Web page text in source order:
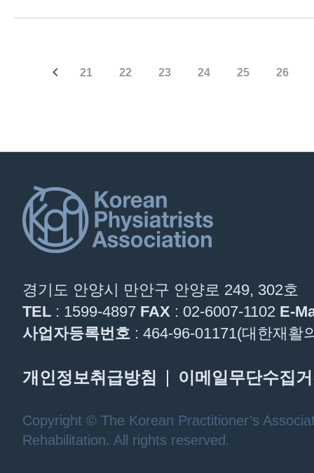
21 22 23 24 25 26
경기도 안양시 만안구 안양로 249, 302호
TEL : 1599-4897 FAX : 02-6007-1102 E-
사업자등록번호 : 464-96-01171(대한재활
개인정보취급방침 이메일무단수집
Copyright © The Korean Practitioner’s
Rehabilitation. All rights reserved.